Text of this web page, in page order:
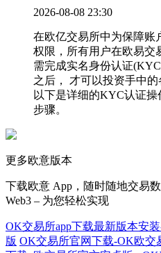
2026-08-08 23:30
在欧亿交易所中为保障账
权限，所有用户在欧易交
需完成实名身份认证
之后， 才可以投资手中的
以下是详细的KYC认证
步骤。
更多欧意版本
下载欧意 App，随时随地交易
Web3 – 为您轻松实现
OK交易所app下载最新版本安
版 OK交易所官网下载-OK欧交